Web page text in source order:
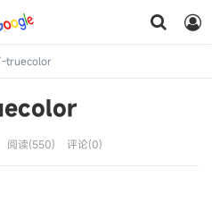
-truecolor
阅读(550) 评论(0)